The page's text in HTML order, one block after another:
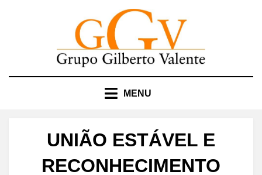
MENU
UNIÃO ESTÁVEL E
RECONHECIMENTO